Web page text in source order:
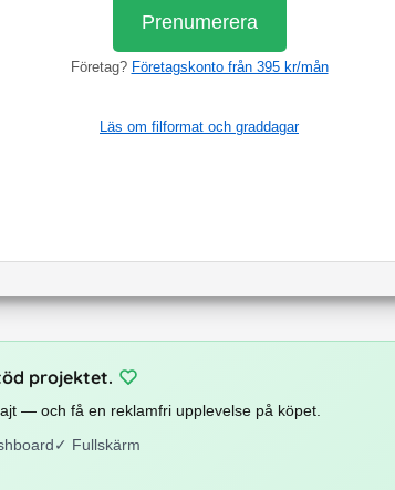
Prenumerera
Företag? Företagskonto från 395 kr/mån
Läs om filformat och graddagar
projektet.
— och få en reklamfri upplevelse på köpet.
✓ Fullskärm